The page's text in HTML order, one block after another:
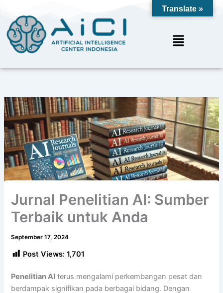
content
Menu
Jurnal Penelitian AI: Sumber
Terbaik untuk Anda
September 17, 2024
Post Views: 1,701
Penelitian AI terus mengalami perkembangan pesat dan
berdampak signifikan pada berbagai bidang. Dengan
Translate »